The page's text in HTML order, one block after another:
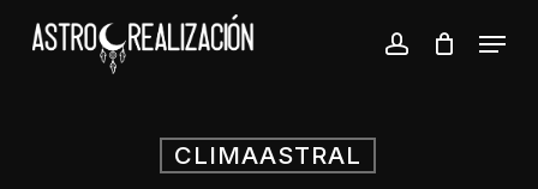
account
Menu
CLIMAASTRAL